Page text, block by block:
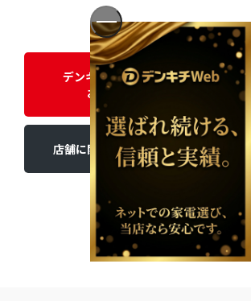
デンキチWEBに関する
お問い合わせ
店舗に関するお問い合わせ